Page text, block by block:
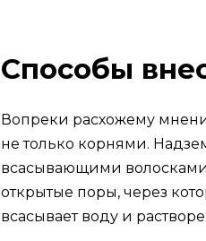
Способы
Вопреки расхожему
не только корнями.
всасывающими
открытые поры, через
всасывает воду и